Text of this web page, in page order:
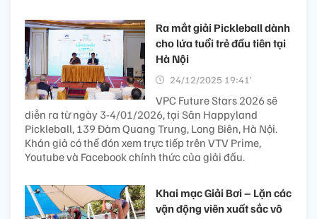
Ra mắt giải Pickleball dành
cho lứa tuổi trẻ đầu tiên tại
Hà Nội
24/12/2025 19:41’
VPC Future Stars 2026 sẽ
diễn ra từ ngày 3-4/01/2026, tại Sân Happyland
Pickleball, 139 Đàm Quang Trung, Long Biên, Hà Nội.
Khán giả có thể đón xem trực tiếp trên VTV Prime,
Youtube và Facebook chính thức của giải đấu.
Khai mạc Giải Bơi – Lặn các
vận động viên xuất sắc vô